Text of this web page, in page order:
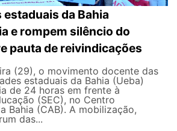
da Bahia
e rompem silêncio do
pauta de reivindicações
(29), o movimento docente das
estaduais da Bahia (Ueba)
de 24 horas em frente à
(SEC), no Centro
Bahia (CAB). A mobilização,
das...